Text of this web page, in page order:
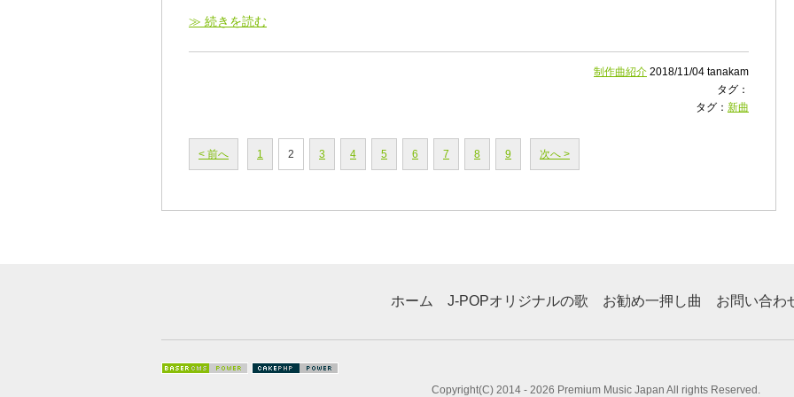
≫ 続きを読む
制作曲紹介 2018/11/04 tanakam
タグ：
タグ： 新曲
< 前へ 1 2 3 4 5 6 7 8 9 次へ >
ホーム J-POPオリジナルの歌 お勧め一押し曲 お問い合わ
Copyright(C) 2014 - 2026 Premium Music Japan All rights Reserved.